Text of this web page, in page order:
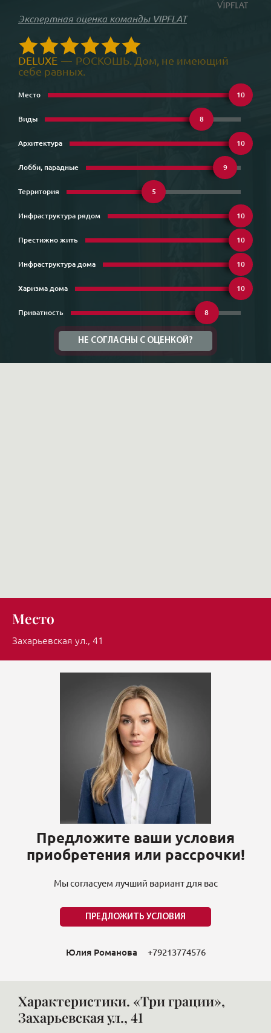
Экспертная оценка команды VIPFLAT
DELUXE — РОСКОШЬ. Дом, не имеющий
себе равных.
Место 10
Виды 8
Архитектура 10
Лобби, парадные 9
Территория 5
Инфраструктура рядом 10
Престижно жить 10
Инфраструктура дома 10
Харизма дома 10
Приватность 8
НЕ СОГЛАСНЫ С ОЦЕНКОЙ?
Место
Захарьевская ул., 41
Предложите ваши условия
приобретения или рассрочки!
Мы согласуем лучший вариант для вас
ПРЕДЛОЖИТЬ УСЛОВИЯ
Юлия Романова +79213774576
Характеристики. «Три грации»,
Захарьевская ул., 41